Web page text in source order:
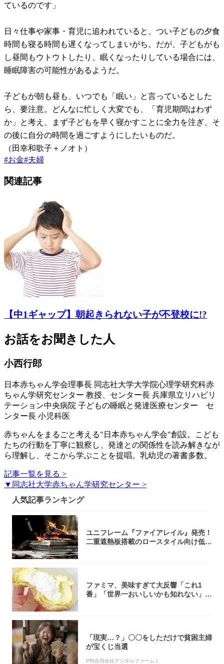
ているのです」
日々仕事や家事・育児に追われていると、つい子どもの夕食
時間も寝る時間も遅くなってしまいがち。だが、子どもがも
し昼間もウトウトしたり、眠くなったりしている場合には、
睡眠障害の可能性があるようだ。
子どもが朝も昼も、いつでも「眠い」と言っているとした
ら、要注意。どんなに忙しく大変でも、「育児期間はわず
か」と考え、まず子どもを早く寝かすことに全力を注ぎ、そ
の後に自分の時間を過ごすようにしたいものだ。
（田幸和歌子＋ノオト）
#お金#夫婦
関連記事
【中1ギャップ】朝起きられない子が不登校に!?
お話をお聞きした人
小西行郎
日本赤ちゃん学会理事長 同志社大学大学院心理学研究科赤
ちゃん学研究センター 教授、センター長 兵庫県立リハビリ
テーション中央病院 子どもの睡眠と発達医療センター セ
ンター長 小児科医
赤ちゃんをまるごと考える"日本赤ちゃん学会"創設。こども
たちの行動を丁寧に観察し、発達との関係性を読み解きなが
ら理解し、そこから学ぶことを提唱。乳幼児の著書多数。
記事一覧を見る >
▼同志社大学赤ちゃん学研究センター >
人気記事ランキング
ユニフレーム『ファイアレイル』発売！
二重遮熱板搭載のロースタイル向け低型
ファミマ、美味すぎて大反響「これ1
番」「世界一おいしいかも知れない」
「現実…？」〇〇をしただけで貧困主婦
が宝くじ当選
PR(合同会社デジタルファーム )